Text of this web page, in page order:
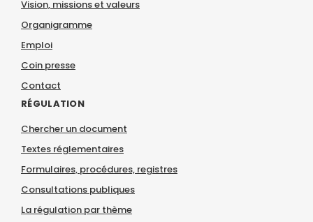
Vision, missions et valeurs
Organigramme
Emploi
Coin presse
Contact
RÉGULATION
Chercher un document
Textes réglementaires
Formulaires, procédures, registres
Consultations publiques
La régulation par thème